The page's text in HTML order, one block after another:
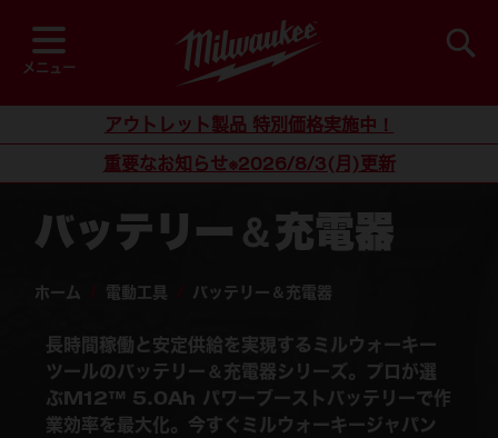
メニュー
検索
コンテンツにスキップアウトレット製品 特別価格実施中！
重要なお知らせ※2026/8/3(月)更新
バッテリー＆充電器
ホーム / 電動工具 / バッテリー＆充電器
長時間稼働と安定供給を実現するミルウォーキー
ツールのバッテリー＆充電器シリーズ。プロが選
ぶM12™ 5.0Ah パワーブーストバッテリーで作
業効率を最大化。今すぐミルウォーキージャパン